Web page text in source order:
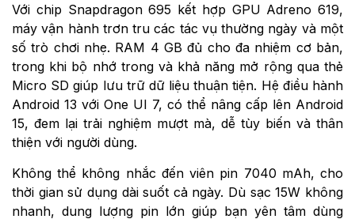
Với chip Snapdragon 695 kết hợp GPU Adreno 619,
máy vận hành trơn tru các tác vụ thường ngày và một
số trò chơi nhẹ. RAM 4 GB đủ cho đa nhiệm cơ bản,
trong khi bộ nhớ trong và khả năng mở rộng qua thẻ
Micro SD giúp lưu trữ dữ liệu thuận tiện. Hệ điều hành
Android 13 với One UI 7, có thể nâng cấp lên Android
15, đem lại trải nghiệm mượt mà, dễ tùy biến và thân
thiện với người dùng.
Không thể không nhắc đến viên pin 7040 mAh, cho
thời gian sử dụng dài suốt cả ngày. Dù sạc 15W không
nhanh, dung lượng pin lớn giúp bạn yên tâm dùng